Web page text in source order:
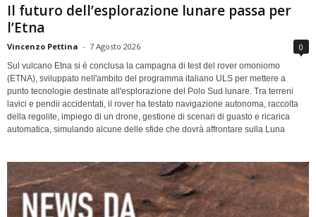
Il futuro dell’esplorazione lunare passa per
l’Etna
Vincenzo Pettina - 7 Agosto 2026 0
Sul vulcano Etna si è conclusa la campagna di test del rover omoniomo
(ETNA), sviluppato nell'ambito del programma italiano ULS per mettere a
punto tecnologie destinate all'esplorazione del Polo Sud lunare. Tra terreni
lavici e pendii accidentati, il rover ha testato navigazione autonoma, raccolta
della regolite, impiego di un drone, gestione di scenari di guasto e ricarica
automatica, simulando alcune delle sfide che dovrà affrontare sulla Luna